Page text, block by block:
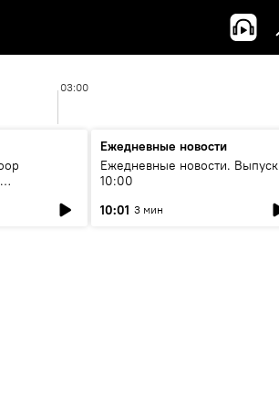
03:00
Ежедневные новости
Ежедневные новости. Выпуск
10:00
10:01 3 мин